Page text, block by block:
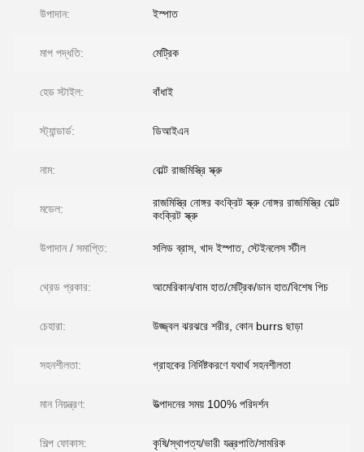
উপাদান: ইস্পাত
মাপ পদ্ধতি: মেট্রিক
হেড স্টাইল: বাঁধাই
স্ট্যান্ডার্ড: ডিআইএন
নাম: বোল্ট রাজমিস্ত্রি স্ক্রু
মডেল:
রাজমিস্ত্রি নোঙ্গর কংক্রিট স্ক্রু নোঙ্গর রাজমিস্ত্রি বোল্ট
কংক্রিট স্ক্রু
উপাদান / সমাপ্তি: সলিড ব্রাস, খাদ ইস্পাত, স্টেইনলেস স্টীল
থ্রেড প্রকার: আমেরিকান/বাম হাত/মেট্রিক/ডান হাত/বিশেষ পিচ
চেহারা: উজ্জ্বল ঝরঝরে শরীর, কোন burrs ছাড়া
সহনশীলতা: গ্রাহকের নির্দিষ্টকরণে যথার্থ সহনশীলতা
মান নিয়ন্ত্রণ: উত্পাদনের সময় 100% পরিদর্শন
শিল্প ফোকাস: কৃষি/স্থাপত্য/ভারী যন্ত্রপাতি/সামরিক